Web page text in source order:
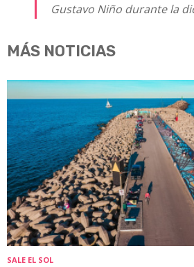
Gustavo Niño durante la
MÁS NOTICIAS
SALE EL SOL